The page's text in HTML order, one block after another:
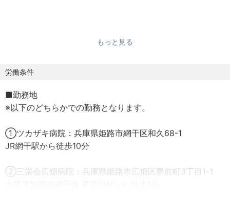
ちょうど境目に立地し、当院への救急搬送件数は年々増加
当法人の大きな役割として、引き続き地域の救急医療を守
進化する医療技術に遅れを取らないよう、法人も常に進化
し続ける事が重要です。
回復期や在宅サポートを担っている三栄会広畑病院と、ツ
カザキ病院との密な連携を取り、法人として切れ目のない
また、地域の医療機関様との連携についても更に強化を図
もっと見る
労働条件
■勤務地
※以下のどちらかでの勤務となります。
①ツカザキ病院：兵庫県姫路市網干区和久68-1
JR網干駅から徒歩10分
②三栄会広畑病院：兵庫県姫路市広畑区夢前町3丁目1-1